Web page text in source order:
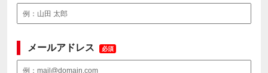
メールアドレス 必須